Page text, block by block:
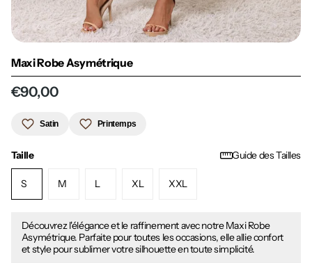
Maxi Robe Asymétrique
€90,00
Satin Printemps
Taille Guide des Tailles
S M L XL XXL
Découvrez l'élégance et le raffinement avec notre Maxi Robe
Asymétrique. Parfaite pour toutes les occasions, elle allie confort
et style pour sublimer votre silhouette en toute simplicité.